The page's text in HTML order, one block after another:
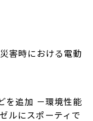
害時における電動
を追加 －環境性能
ルにスポーティで